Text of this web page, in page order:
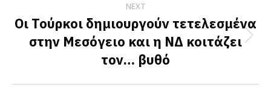
NEXT
Next
post:
Οι Τούρκοι δημιουργούν τετελεσμένα
στην Μεσόγειο και η ΝΔ κοιτάζει
τον… βυθό